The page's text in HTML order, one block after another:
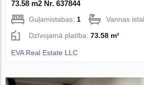
73.58 m2 Nr. 637844
Guļamistabas: 1 Vannas
Dzīvojamā platība:73.58 m²
EVA Real Estate LLC